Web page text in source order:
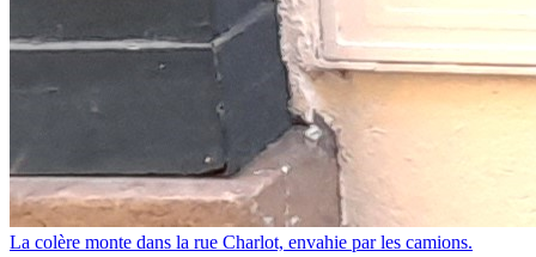
La colère monte dans la rue Charlot, envahie par les camions.